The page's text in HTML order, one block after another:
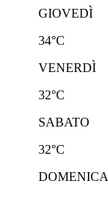
GIOVEDÌ
34°C
VENERDÌ
32°C
SABATO
32°C
DOMENICA